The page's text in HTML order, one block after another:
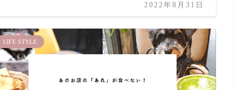
2022年8月31日
LIFE STYLE